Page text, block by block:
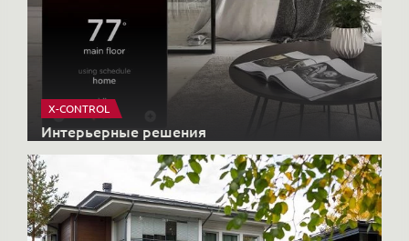
X-CONTROL
Интерьерные решения